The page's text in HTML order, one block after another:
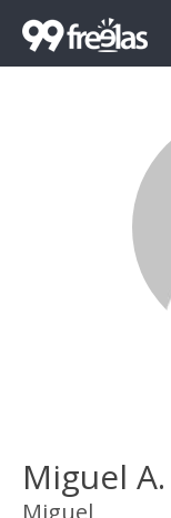
Miguel A.
Miguel